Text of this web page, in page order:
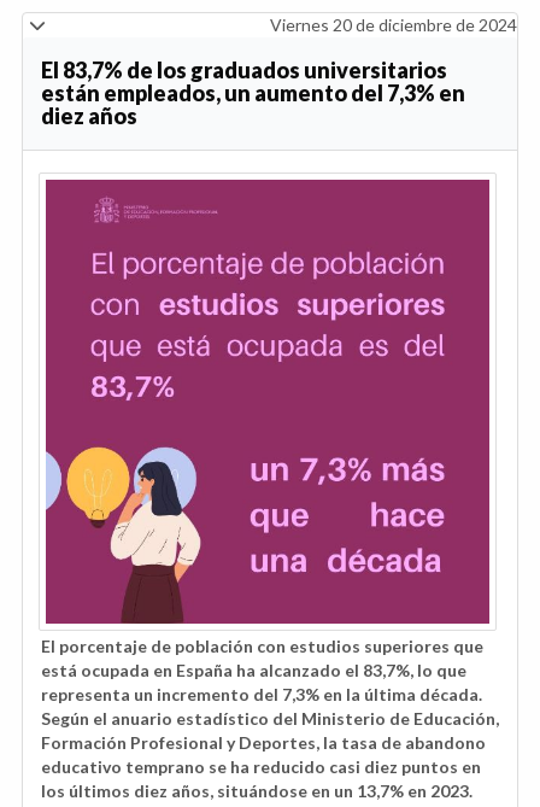
Viernes 20 de diciembre de 2024
El 83,7% de los graduados universitarios
están empleados, un aumento del 7,3% en
diez años
El porcentaje de población con estudios superiores que
está ocupada en España ha alcanzado el 83,7%, lo que
representa un incremento del 7,3% en la última década.
Según el anuario estadístico del Ministerio de Educación,
Formación Profesional y Deportes, la tasa de abandono
educativo temprano se ha reducido casi diez puntos en
los últimos diez años, situándose en un 13,7% en 2023.